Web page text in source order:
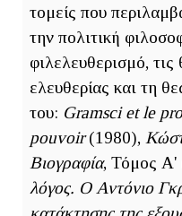
τομείς που
την πολιτική
φιλελευθερισμό, τις
ελευθερίας και τη
του: Gramsci et le
pouvoir(1980),
Βιογραφία, Τόμος Α'
λόγος. Ο Αντόνιο